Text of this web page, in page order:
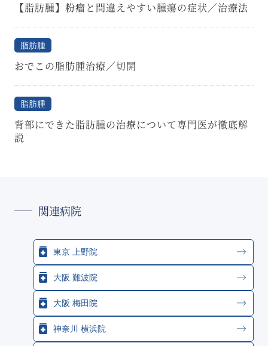
【脂肪腫】粉瘤と間違えやすい腫瘍の症状／治療法
脂肪腫
おでこの脂肪腫治療／切開
脂肪腫
背部にできた脂肪腫の治療について専門医が徹底解
説
関連病院
東京 上野院
大阪 難波院
大阪 梅田院
神奈川 横浜院